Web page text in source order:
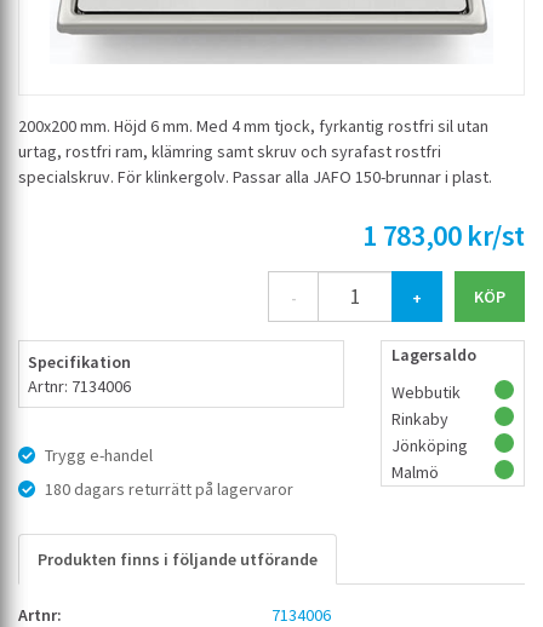
200x200 mm. Höjd 6 mm. Med 4 mm tjock, fyrkantig rostfri sil utan
urtag, rostfri ram, klämring samt skruv och syrafast rostfri
specialskruv. För klinkergolv. Passar alla JAFO 150-brunnar i plast.
1 783,00 kr/st
- +
Specifikation
Artnr: 7134006
Trygg e-handel
180 dagars returrätt på lagervaror
Lagersaldo
Webbutik
Rinkaby
Jönköping
Malmö
Produkten finns i följande utförande
7134006